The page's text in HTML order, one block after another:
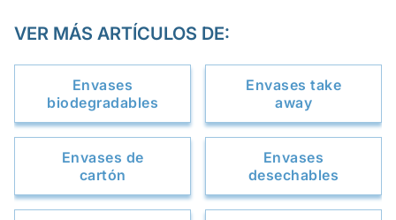
VER MÁS ARTÍCULOS DE:
Envases
biodegradables
Envases take
away
Envases de
cartón
Envases
desechables